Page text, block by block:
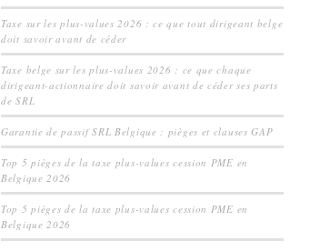
Taxe sur les plus-values 2026 : ce que tout dirigeant belge
doit savoir avant de céder
Taxe belge sur les plus-values 2026 : ce que chaque
dirigeant-actionnaire doit savoir avant de céder ses parts
de SRL
Garantie de passif SRL Belgique : pièges et clauses GAP
Top 5 pièges de la taxe plus-values cession PME en
Belgique 2026
Top 5 pièges de la taxe plus-values cession PME en
Belgique 2026